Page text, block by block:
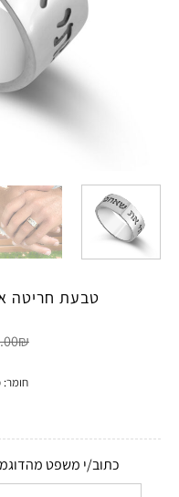
טבעת חריטה
₪
חומר:
כתוב/י משפט